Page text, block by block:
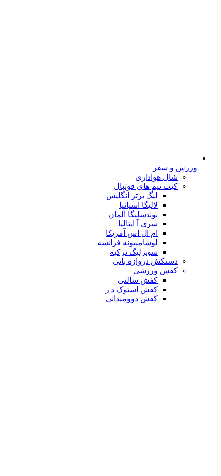
ورزش و سفر
شال هواداری
کیت تیم های فوتبال
لیگ برتر انگلیس
لالیگا اسپانیا
بوندسلیگا آلمان
سری آ ایتالیا
ام ال اس آمریکا
لوشامپیونه فرانسه
سوپرلیگ ترکیه
دستکش دروازه بانی
کفش ورزشی
کفش سالنی
کفش استوک دار
کفش دوومیدانی